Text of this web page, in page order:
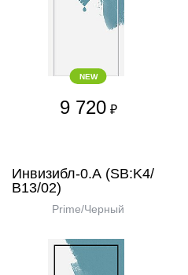
NEW
9 720 ₽
Инвизибл-0.А (SB:K4/
В13/02)
Prime/Черный